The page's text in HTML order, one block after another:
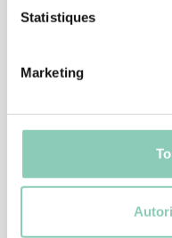
Statistiques
Marketing
DEMI-BOTTE
DEMI-BOTTE